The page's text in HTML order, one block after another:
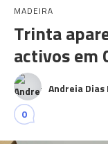
MADEIRA
Trinta
activos em
Andreia Dias
0